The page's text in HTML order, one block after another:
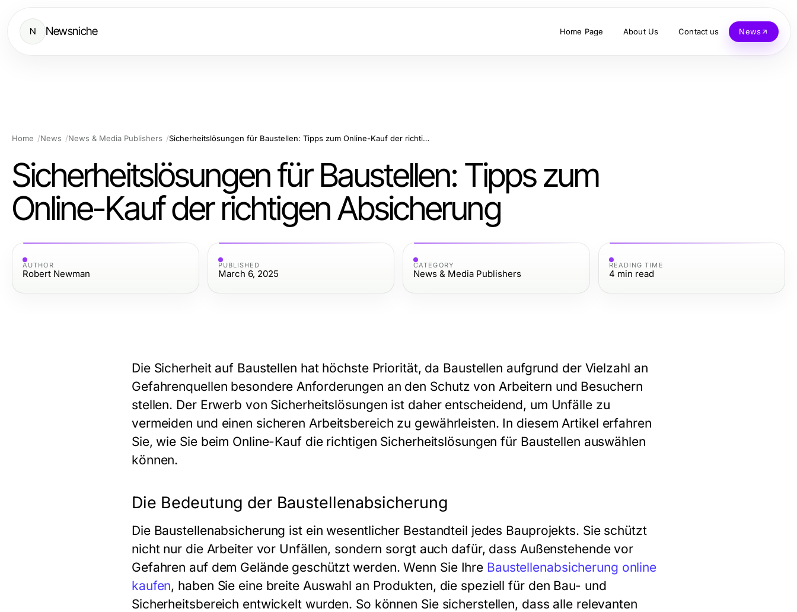
N Newsniche Home Page About Us Contact us News
Home News News & Media Publishers Sicherheitslösungen für Baustellen: Tipps zum Online-Kauf der richtigen Absicherung
Sicherheitslösungen für Baustellen: Tipps zum
Online-Kauf der richtigen Absicherung
AUTHOR
Robert Newman
PUBLISHED
March 6, 2025
CATEGORY
News & Media Publishers
READING TIME
4 min read
Die Sicherheit auf Baustellen hat höchste Priorität, da Baustellen aufgrund der Vielzahl an
Gefahrenquellen besondere Anforderungen an den Schutz von Arbeitern und Besuchern
stellen. Der Erwerb von Sicherheitslösungen ist daher entscheidend, um Unfälle zu
vermeiden und einen sicheren Arbeitsbereich zu gewährleisten. In diesem Artikel erfahren
Sie, wie Sie beim Online-Kauf die richtigen Sicherheitslösungen für Baustellen auswählen
können.
Die Bedeutung der Baustellenabsicherung
Die Baustellenabsicherung ist ein wesentlicher Bestandteil jedes Bauprojekts. Sie schützt
nicht nur die Arbeiter vor Unfällen, sondern sorgt auch dafür, dass Außenstehende vor
Gefahren auf dem Gelände geschützt werden. Wenn Sie Ihre Baustellenabsicherung online
kaufen, haben Sie eine breite Auswahl an Produkten, die speziell für den Bau- und
Sicherheitsbereich entwickelt wurden. So können Sie sicherstellen, dass alle relevanten